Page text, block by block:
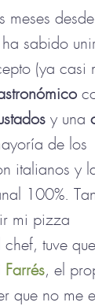
meses
sabido
(ya casi
y una
de los
italianos y
100%.
mi pizza
tuve
Farrés, el
que no me